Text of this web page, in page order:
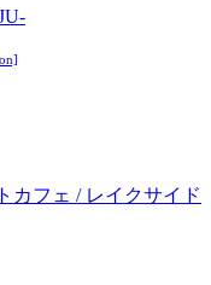
カフェ / レイクサイド